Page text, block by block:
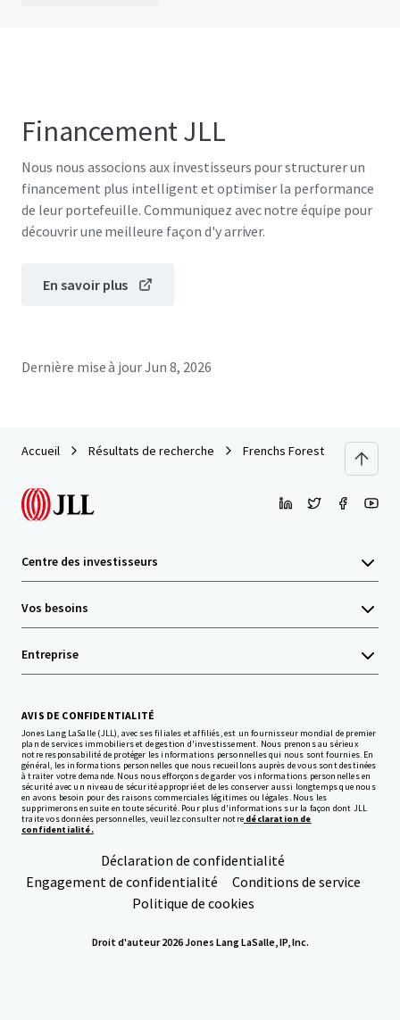
Financement JLL
Nous nous associons aux investisseurs pour structurer un
financement plus intelligent et optimiser la performance
de leur portefeuille. Communiquez avec notre équipe pour
découvrir une meilleure façon d'y arriver.
En savoir plus
Dernière mise à jourJun 8, 2026
Accueil Résultats de recherche Frenchs Forest Town Centre
Centre des investisseurs
Vos besoins
Entreprise
AVIS DE CONFIDENTIALITÉ
Jones Lang LaSalle (JLL), avec ses filiales et affiliés, est un fournisseur mondial de premier
plan de services immobiliers et de gestion d'investissement. Nous prenons au sérieux
notre responsabilité de protéger les informations personnelles qui nous sont fournies. En
général, les informations personnelles que nous recueillons auprès de vous sont destinées
à traiter votre demande. Nous nous efforçons de garder vos informations personnelles en
sécurité avec un niveau de sécurité approprié et de les conserver aussi longtemps que nous
en avons besoin pour des raisons commerciales légitimes ou légales. Nous les
supprimerons ensuite en toute sécurité. Pour plus d'informations sur la façon dont JLL
traite vos données personnelles, veuillez consulter notredéclaration de
confidentialité.
Déclaration de confidentialité
Engagement de confidentialité
Conditions de service
Politique de cookies
Droit d'auteur 2026 Jones Lang LaSalle, IP, Inc.